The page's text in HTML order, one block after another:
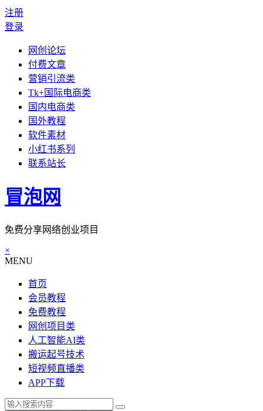
注册
登录
网创论坛
付费文章
营销引流类
Tk+国际电商类
国内电商类
国外教程
软件素材
小红书系列
联系站长
冒泡网
免费分享网络创业项目
×
MENU
首页
会员教程
免费教程
网创项目类
人工智能AI类
搬运起号技术
短视频直播类
APP下载